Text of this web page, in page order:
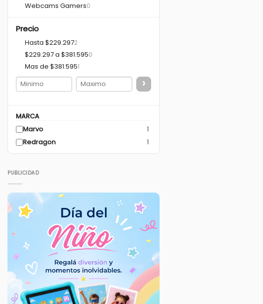
Webcams Gamers0
Precio
Hasta $229.2972
$229.297 a $381.5950
Mas de $381.5951
›
MARCA
Marvo
1
Redragon 1
PUBLICIDAD